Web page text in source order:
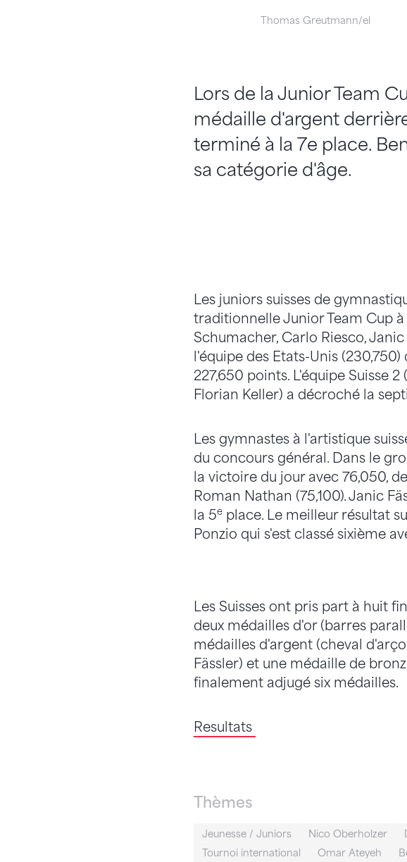
Thomas Greutmann/el
Lors de la Junior Team
médaille d'argent
terminé à la 7e place.
sa catégorie d'âge.
Les juniors suisses de
traditionnelle Junior Team Cup à
Schumacher, Carlo Riesco,
l'équipe des Etats-Unis
227,650 points. L'équipe Suisse
Florian Keller) a décroché la
Les gymnastes à l'artistique
du concours général. Dans le
la victoire du jour avec 76,050,
Roman Nathan (75,100). Janic
la 5eplace. Le meilleur résultat
Ponzio qui s'est classé sixième
Les Suisses ont pris part à huit
deux médailles d'or (barres
médailles d'argent (cheval
Fässler) et une médaille de
finalement adjugé six médailles.
Resultats
Thèmes
Jeunesse / Juniors Nico Oberholzer
Tournoi international
Omar Ateyeh